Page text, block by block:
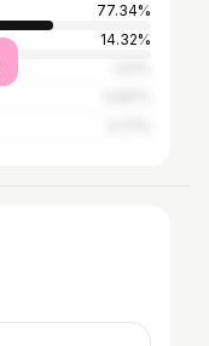
77.34%
14.32%